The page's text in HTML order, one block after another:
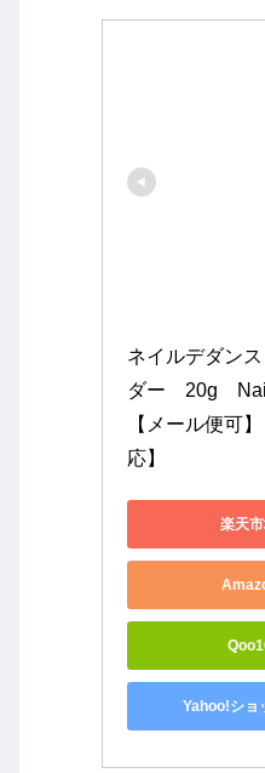
ネイルデダン
ダー　20g　
【メール便可
応】
楽天
Yahoo!ショ